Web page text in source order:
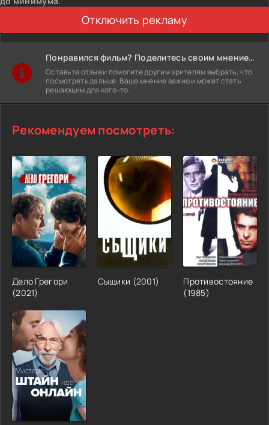
Отключить рекламу
Понравился фильм? Поделитесь своим мнением!
Оставьте отзыв и помогите другим зрителям выбрать, что
посмотреть дальше. Ваше мнение важно и может стать
решающим для кого-то.
Рекомендуем посмотреть:
Дело Грегори
(2021)
Сыщики (2001)
Противостояние
(1985)